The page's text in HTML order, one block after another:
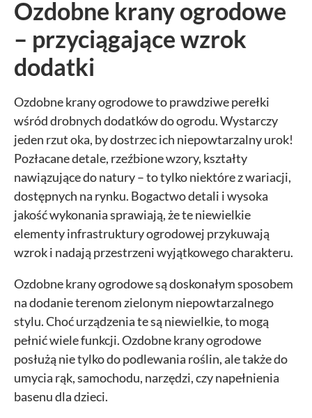
Ozdobne krany ogrodowe
– przyciągające wzrok
dodatki
Ozdobne krany ogrodowe to prawdziwe perełki
wśród drobnych dodatków do ogrodu. Wystarczy
jeden rzut oka, by dostrzec ich niepowtarzalny urok!
Pozłacane detale, rzeźbione wzory, kształty
nawiązujące do natury – to tylko niektóre z wariacji,
dostępnych na rynku. Bogactwo detali i wysoka
jakość wykonania sprawiają, że te niewielkie
elementy infrastruktury ogrodowej przykuwają
wzrok i nadają przestrzeni wyjątkowego charakteru.
Ozdobne krany ogrodowe są doskonałym sposobem
na dodanie terenom zielonym niepowtarzalnego
stylu. Choć urządzenia te są niewielkie, to mogą
pełnić wiele funkcji. Ozdobne krany ogrodowe
posłużą nie tylko do podlewania roślin, ale także do
umycia rąk, samochodu, narzędzi, czy napełnienia
basenu dla dzieci.
Ustawiając poszczególne narzędzia jako włączone, godzisz się, by
informacje przez nie gromadzone były przetwarzane przez
administratora tej strony oraz dostawców narzędzi zewnętrznych na
zasadach opisanych szczegółowo wpolityce prywatności.
Jeżeli chcesz zaakceptować wszystkie zastosowane na stronie pliki
cookies, po prostu kliknij w przycisk poniżej.
AKCEPTUJĘ WSZYSTKIE